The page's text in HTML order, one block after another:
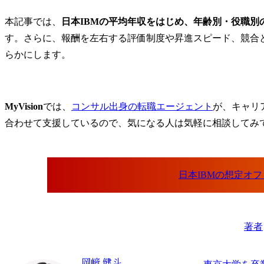
本記事では、
日本IBMの平均年収をはじめ、年齢別・役職
す。さらに、報酬を左右する評価制度や昇進スピード、競
らかにします。
MyVisionでは、 コンサル出身の転職エージェント が、キャリ
合わせて支援しているので、気になる人は気軽に相談してみ
著者